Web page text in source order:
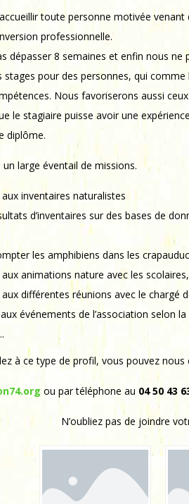
toute personne motivée
professionnelle.
dépasser 8 semaines et enfin nous ne
stages pour des personnes, qui
Nous favoriserons aussi
le stagiaire puisse avoir une
diplôme.
large éventail de missions.
inventaires naturalistes
d’inventaires sur des bases de
les amphibiens dans les
animations nature avec les
différentes réunions avec le chargé
événements de l’association selon
à ce type de profil, vous pouvez nous
ou par téléphone au 04 50 43
N’oubliez pas de joindre